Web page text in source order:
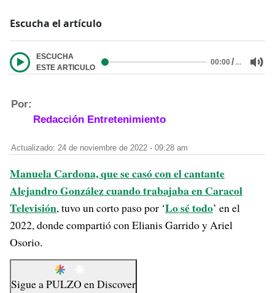
Escucha el artículo
ESCUCHA
ESTE ARTICULO
00:00/…
Por:
Redacción Entretenimiento
Actualizado: 24 de noviembre de 2022 - 09:28 am
Manuela Cardona, que se casó con el cantante
Alejandro González cuando trabajaba en Caracol
Televisión, tuvo un corto paso por ‘Lo sé todo’ en el
2022, donde compartió con Elianis Garrido y Ariel
Osorio.
Sigue aPULZO enDiscover